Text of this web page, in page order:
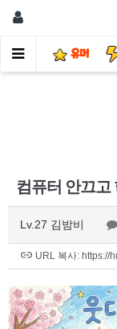
유머
컴퓨터 안끄고
Lv.27 김밤비
URL 복사: https://